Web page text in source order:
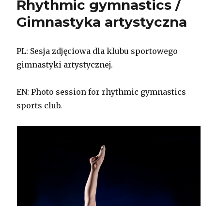
Rhythmic gymnastics /
Gimnastyka artystyczna
PL: Sesja zdjęciowa dla klubu sportowego
gimnastyki artystycznej.
EN: Photo session for rhythmic gymnastics
sports club.